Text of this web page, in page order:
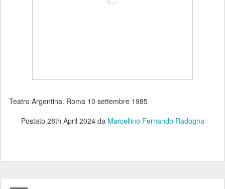
Teatro Argentina. Roma 10 settembre 1985
Postato 28th April 2024da Marcellino Fernando Radogna